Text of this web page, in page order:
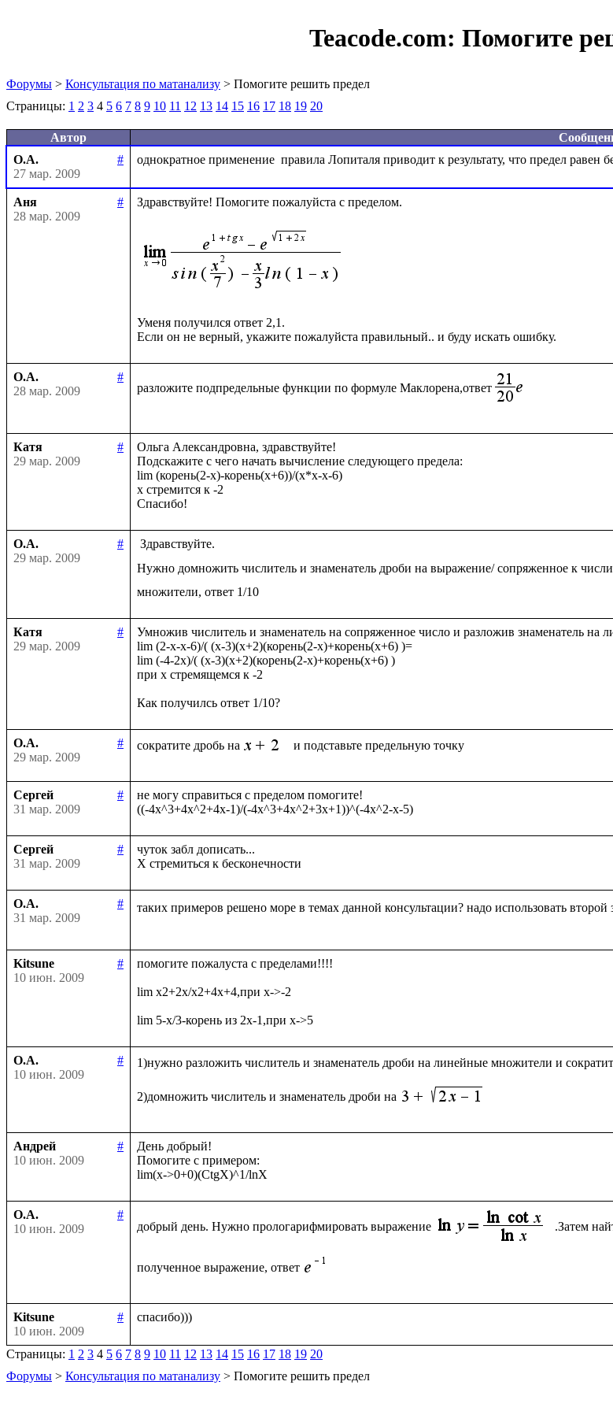
Teacode.com: Помогите
Форумы > Консультация по матанализу > Помогите решить предел
Страницы: 1 2 3 4 5 6 7 8 9 10 11 12 13 14 15 16 17 18 19 20
Автор
О.А.
#
27 мар. 2009
Аня
#
28 мар. 2009
Здравствуйте! Помогите пожалуйста с пределом.
Уменя получился ответ 2,1.
О.А.
#
28 мар. 2009
разложите подпредельные функции по формуле Маклорена,ответ
Катя
#
29 мар. 2009
Ольга Александровна, здравствуйте!
Подскажите с чего начать вычисление следующего предела:
lim (корень(2-x)-корень(x+6))/(x*x-x-6)
x стремится к -2
О.А.
#
29 мар. 2009
Нужно домножить числитель и знаменатель дроби на выражение/ сопряженное к
Катя
#
29 мар. 2009
Умножив числитель и знаменатель на сопряженное число и разложив знаменатель на
lim (2-x-x-6)/( (x-3)(x+2)(корень(2-x)+корень(x+6) )=
lim (-4-2x)/( (x-3)(x+2)(корень(2-x)+корень(x+6) )
при x стремящемся к -2
О.А.
#
29 мар. 2009
сократите дробь на
Сергей
#
31 мар. 2009
не могу справиться с пределом помогите!
Сергей
#
31 мар. 2009
чуток забл дописать...
О.А.
#
31 мар. 2009
таких примеров решено море в темах данной консультации? надо использовать второй
Kitsune
#
10 июн. 2009
помогите пожалуста с пределами!!!!
lim x2+2x/x2+4x+4,при x->-2
О.А.
#
10 июн. 2009
1)нужно разложить числитель и знаменатель дроби на линейные множители и
2)домножить числитель и знаменатель дроби на
Андрей
#
10 июн. 2009
День добрый!
Помогите с примером:
О.А.
#
10 июн. 2009
добрый день. Нужно прологарифмировать выражение .Затем
полученное выражение, ответ
Kitsune
#
10 июн. 2009
Страницы: 1 2 3 4 5 6 7 8 9 10 11 12 13 14 15 16 17 18 19 20
Форумы > Консультация по матанализу > Помогите решить предел